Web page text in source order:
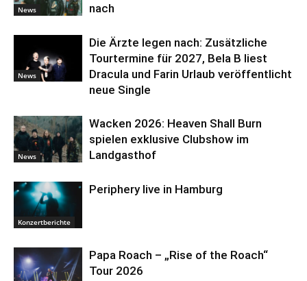
News
nach
News
Die Ärzte legen nach: Zusätzliche
Tourtermine für 2027, Bela B liest
Dracula und Farin Urlaub veröffentlicht
neue Single
News
Wacken 2026: Heaven Shall Burn
spielen exklusive Clubshow im
Landgasthof
Konzertberichte
Periphery live in Hamburg
Papa Roach – „Rise of the Roach“
Tour 2026